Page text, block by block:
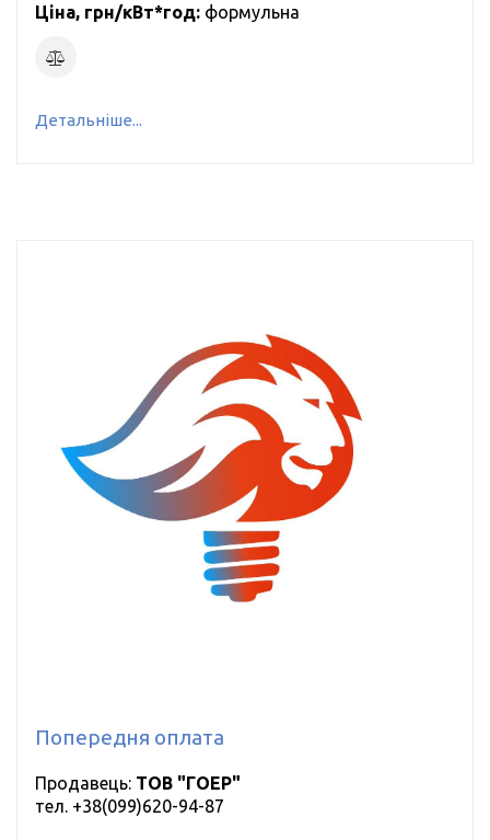
Ціна, грн/кВт*год: формульна
Детальніше...
Попередня оплата
Продавець: ТОВ "ГОЕР"
тел. +38(099)620-94-87